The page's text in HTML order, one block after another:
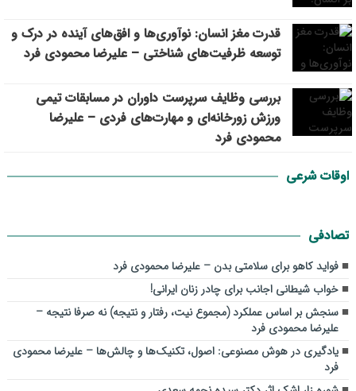
قدرت مغز انسان: نوآوری‌ها و افق‌های آینده در درک و
توسعه ظرفیت‌های شناختی – علیرضا محمودی فرد
بررسی وظايف سرپرست داوران در مسابقات تیمي
ورزش زورخانه‌ای و مهارت‌های فردی – علیرضا
محمودی فرد
اوقات شرعی
تصادفی
فواید کاهو برای سلامتی بدن – علیرضا محمودی فرد
خواب شیطانی اجانب برای چادر زنان ایرانی!
سنجش بر اساس عملکرد (مجموع نیت، رفتار و نتیجه) نه صرفا نتیجه –
علیرضا محمودی فرد
یادگیری در هوش مصنوعی: اصول، تکنیک‌ها و چالش‌ها – علیرضا محمودی
فرد